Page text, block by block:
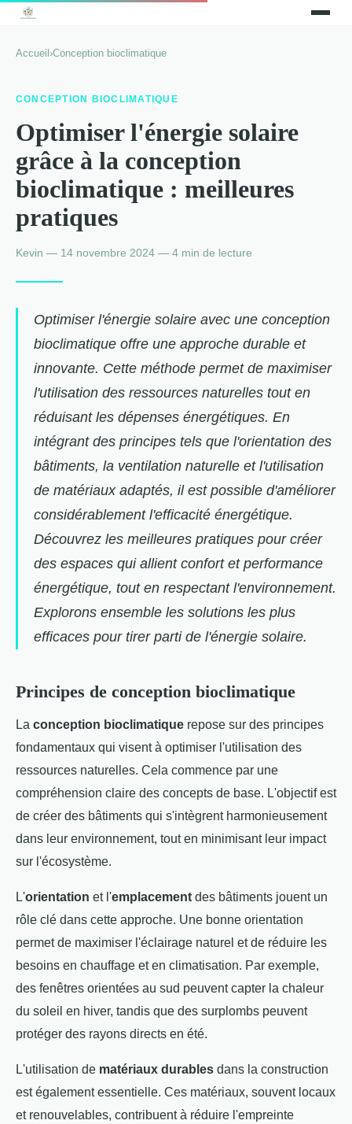
Accueil ›Conception bioclimatique
CONCEPTION BIOCLIMATIQUE
Optimiser l'énergie solaire
grâce à la conception
bioclimatique : meilleures
pratiques
Kevin — 14 novembre 2024 — 4 min de lecture
Optimiser l'énergie solaire avec une conception
bioclimatique offre une approche durable et
innovante. Cette méthode permet de maximiser
l'utilisation des ressources naturelles tout en
réduisant les dépenses énergétiques. En
intégrant des principes tels que l'orientation des
bâtiments, la ventilation naturelle et l'utilisation
de matériaux adaptés, il est possible d'améliorer
considérablement l'efficacité énergétique.
Découvrez les meilleures pratiques pour créer
des espaces qui allient confort et performance
énergétique, tout en respectant l'environnement.
Explorons ensemble les solutions les plus
efficaces pour tirer parti de l'énergie solaire.
Principes de conception bioclimatique
La conception bioclimatique repose sur des principes
fondamentaux qui visent à optimiser l'utilisation des
ressources naturelles. Cela commence par une
compréhension claire des concepts de base. L'objectif est
de créer des bâtiments qui s'intègrent harmonieusement
dans leur environnement, tout en minimisant leur impact
sur l'écosystème.
L'orientation et l'emplacement des bâtiments jouent un
rôle clé dans cette approche. Une bonne orientation
permet de maximiser l'éclairage naturel et de réduire les
besoins en chauffage et en climatisation. Par exemple,
des fenêtres orientées au sud peuvent capter la chaleur
du soleil en hiver, tandis que des surplombs peuvent
protéger des rayons directs en été.
L'utilisation de matériaux durables dans la construction
est également essentielle. Ces matériaux, souvent locaux
et renouvelables, contribuent à réduire l'empreinte